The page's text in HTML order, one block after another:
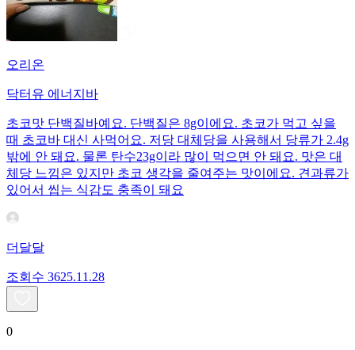
오리온
닥터유 에너지바
초코맛 단백질바예요. 단백질은 8g이에요. 초코가 먹고 싶을
때 초코바 대신 사먹어요. 저당 대체당을 사용해서 당류가 2.4g
밖에 안 돼요. 물론 탄수23g이라 많이 먹으면 안 돼요. 맛은 대
체당 느낌은 있지만 초코 생각을 줄여주는 맛이에요. 견과류가
있어서 씹는 식감도 충족이 돼요
더달달
조회수 3625.11.28
0